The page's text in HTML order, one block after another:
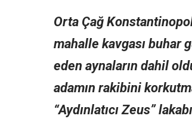
Orta Çağ
mahalle kavgası
eden aynaların dahil
adamın rakibini
“Aydınlatıcı Zeus”